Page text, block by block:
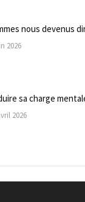
nous devenus
2026
sa charge
2026